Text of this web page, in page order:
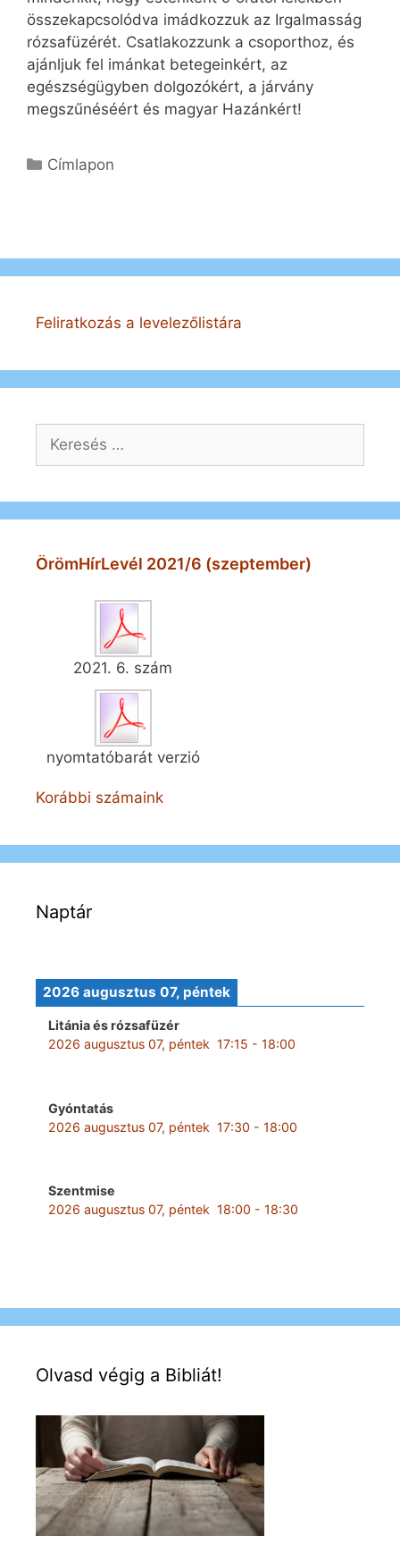
összekapcsolódva imádkozzuk az Irgalmasság
rózsafüzérét. Csatlakozzunk a csoporthoz, és
ajánljuk fel imánkat betegeinkért, az
egészségügyben dolgozókért, a járvány
megszűnéséért és magyar Hazánkért!
Kategória
Címlapon
Feliratkozás a levelezőlistára
Keresés:
ÖrömHírLevél 2021/6 (szeptember)
2021. 6. szám
nyomtatóbarát verzió
Korábbi számaink
Naptár
2026 augusztus 07, péntek
Litánia és rózsafüzér
2026 augusztus 07, péntek 17:15 - 18:00
Gyóntatás
2026 augusztus 07, péntek 17:30 - 18:00
Szentmise
2026 augusztus 07, péntek 18:00 - 18:30
Olvasd végig a Bibliát!